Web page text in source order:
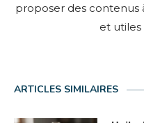
proposer des contenus
et utiles
ARTICLES SIMILAIRES